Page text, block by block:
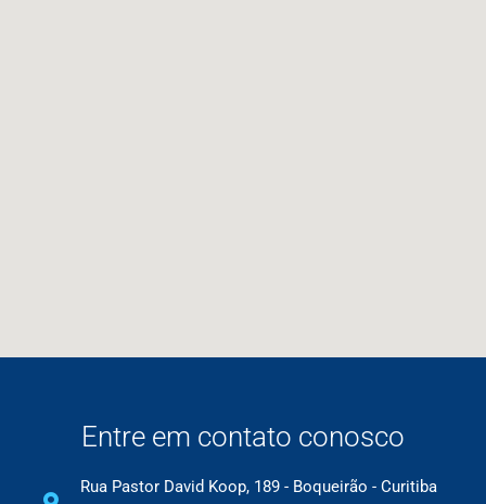
Entre em contato conosco
Rua Pastor David Koop, 189 - Boqueirão - Curitiba